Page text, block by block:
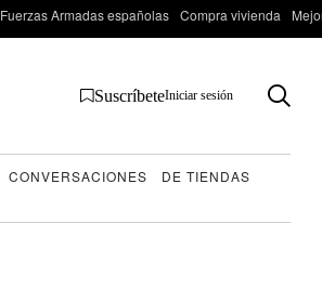
Fuerzas Armadas españolas Compra vivienda
SuscríbeteIniciar sesión
CONVERSACIONES
DE TIENDAS